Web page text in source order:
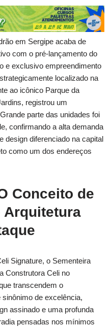
em Sergipe acaba de
com o pré-lançamento do
e exclusivo empreendimento
localizado na
ao icônico Parque da
registrou um
parte das unidades foi
confirmando a alta demanda
design diferenciado na capital
como um dos endereços
Conceito de
Arquitetura
Signature, o Sementeira
Construtora Celi no
transcendem o
de excelência,
assinado e uma profunda
pensadas nos mínimos